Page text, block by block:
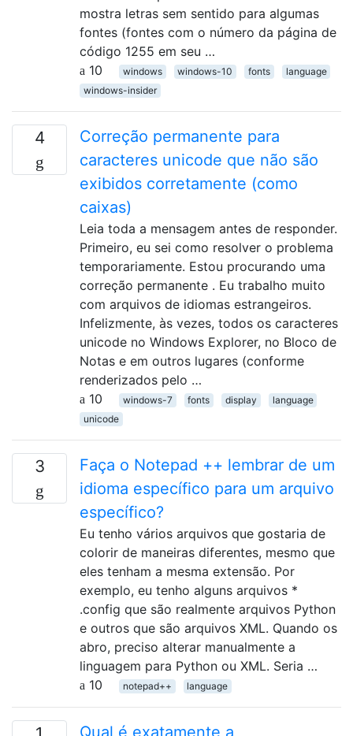
mostra letras sem sentido para algumas
fontes (fontes com o número da página de
código 1255 em seu …
10
windows windows-10 fonts
language
windows-insider
4
Correção permanente para
caracteres unicode que não são
exibidos corretamente (como
caixas)
Leia toda a mensagem antes de responder.
Primeiro, eu sei como resolver o problema
temporariamente. Estou procurando uma
correção permanente . Eu trabalho muito
com arquivos de idiomas estrangeiros.
Infelizmente, às vezes, todos os caracteres
unicode no Windows Explorer, no Bloco de
Notas e em outros lugares (conforme
renderizados pelo …
10
windows-7 fonts display
language
unicode
3
Faça o Notepad ++ lembrar de um
idioma específico para um arquivo
específico?
Eu tenho vários arquivos que gostaria de
colorir de maneiras diferentes, mesmo que
eles tenham a mesma extensão. Por
exemplo, eu tenho alguns arquivos *
.config que são realmente arquivos Python
e outros que são arquivos XML. Quando os
abro, preciso alterar manualmente a
linguagem para Python ou XML. Seria …
10
notepad++ language
Qual é exatamente a